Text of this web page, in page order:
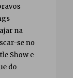
na
se no
Show e
do